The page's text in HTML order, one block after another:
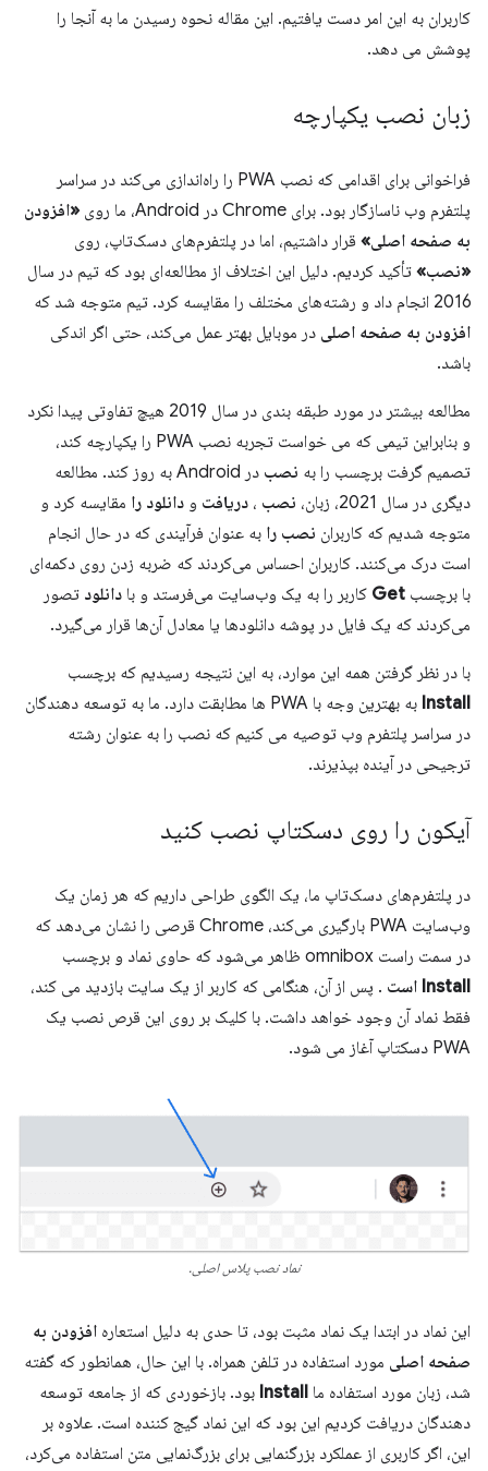
کاربران به این امر دست یافتیم. این مقاله نحوه رسیدن ما به آنجا را
پوشش می دهد.
زبان نصب یکپارچه
فراخوانی برای اقدامی که نصب PWA را راه‌اندازی می‌کند در سراسر
پلتفرم وب ناسازگار بود. برای Chrome در Android، ما روی
«افزودن
به صفحه اصلی» قرار داشتیم، اما در پلتفرم‌های دسک‌تاپ، روی
«نصب» تأکید کردیم. دلیل این اختلاف از مطالعه‌ای بود که تیم در سال
2016 انجام داد و رشته‌های مختلف را مقایسه کرد. تیم متوجه شد که
افزودن به صفحه اصلی در موبایل بهتر عمل می‌کند، حتی اگر اندکی
باشد.
مطالعه بیشتر در مورد طبقه بندی در سال 2019 هیچ تفاوتی پیدا نکرد
و بنابراین تیمی که می خواست تجربه نصب PWA را یکپارچه کند،
تصمیم گرفت برچسب را به نصب
در Android به روز کند. مطالعه
دیگری در سال 2021، زبان،
نصب ، دریافت و دانلود را مقایسه کرد و
متوجه شدیم که کاربران نصب را به عنوان فرآیندی که در حال انجام
است درک می‌کنند. کاربران احساس می‌کردند که ضربه زدن روی دکمه‌ای
با برچسب Get کاربر را به یک وب‌سایت می‌فرستد و با دانلود تصور
می‌کردند که یک فایل در پوشه دانلودها یا معادل آن‌ها قرار می‌گیرد.
با در نظر گرفتن همه این موارد، به این نتیجه رسیدیم که برچسب
Install
به بهترین وجه با PWA ها مطابقت دارد. ما به توسعه دهندگان
در سراسر پلتفرم وب توصیه می کنیم که نصب را به عنوان رشته
ترجیحی در آینده بپذیرند.
آیکون را روی دسکتاپ نصب کنید
در پلتفرم‌های دسک‌تاپ ما، یک الگوی طراحی داریم که هر زمان یک
وب‌سایت PWA بارگیری می‌کند، Chrome قرصی را نشان می‌دهد که
در سمت راست omnibox ظاهر می‌شود که حاوی نماد و برچسب
Install است
. پس از آن، هنگامی که کاربر از یک سایت بازدید می کند،
فقط نماد آن وجود خواهد داشت. با کلیک بر روی این قرص نصب یک
PWA دسکتاپ آغاز می شود.
نماد نصب پلاس اصلی.
این نماد در ابتدا یک نماد مثبت بود، تا حدی به دلیل استعاره افزودن به
صفحه اصلی مورد استفاده در تلفن همراه. با این حال، همانطور که گفته
شد، زبان مورد استفاده ما Install بود. بازخوردی که از جامعه توسعه
دهندگان دریافت کردیم این بود که این نماد گیج کننده است. علاوه بر
این، اگر کاربری از عملکرد بزرگنمایی برای بزرگ‌نمایی متن استفاده می‌کرد،